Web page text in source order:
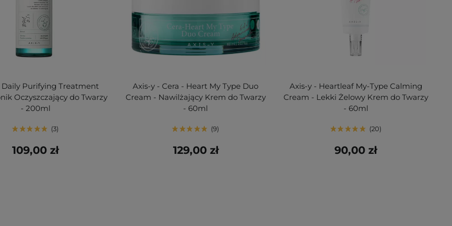
Daily Purifying Treatment
Oczyszczający do Twarzy
- 200ml
3
109,00 zł
Axis-y - Cera - Heart My Type Duo
Cream - Nawilżający Krem do Twarzy
- 60ml
9
129,00 zł
Axis-y - Heartleaf My-Type Calming
Cream - Lekki Żelowy Krem do Twarzy
- 60ml
20
90,00 zł